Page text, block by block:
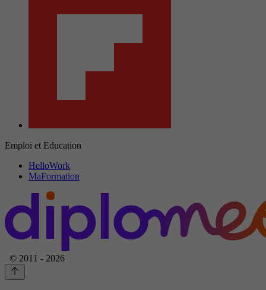
Emploi et Education
HelloWork
MaFormation
© 2011 - 2026